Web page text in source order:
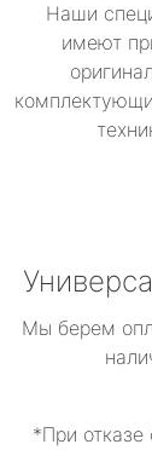
Наши
имеют
Мы берем
*При отказе